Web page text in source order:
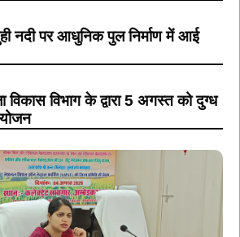
नदी पर आधुनिक पुल निर्माण में आई
विकास विभाग के द्वारा 5 अगस्त को दुग्ध